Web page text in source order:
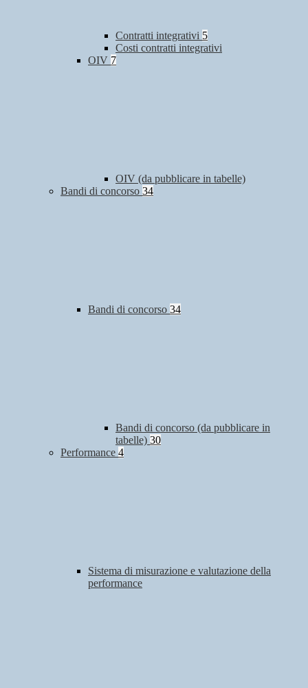
Contratti integrativi 5
Costi contratti integrativi
OIV 7
OIV (da pubblicare in tabelle)
Bandi di concorso 34
Bandi di concorso 34
Bandi di concorso (da pubblicare in
tabelle) 30
Performance 4
Sistema di misurazione e valutazione della
performance